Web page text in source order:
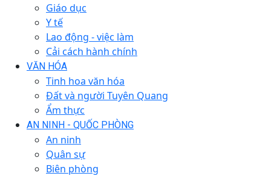
Giáo dục
Y tế
Lao động - việc làm
Cải cách hành chính
VĂN HÓA
Tinh hoa văn hóa
Đất và người Tuyên Quang
Ẩm thực
AN NINH - QUỐC PHÒNG
An ninh
Quân sự
Biên phòng